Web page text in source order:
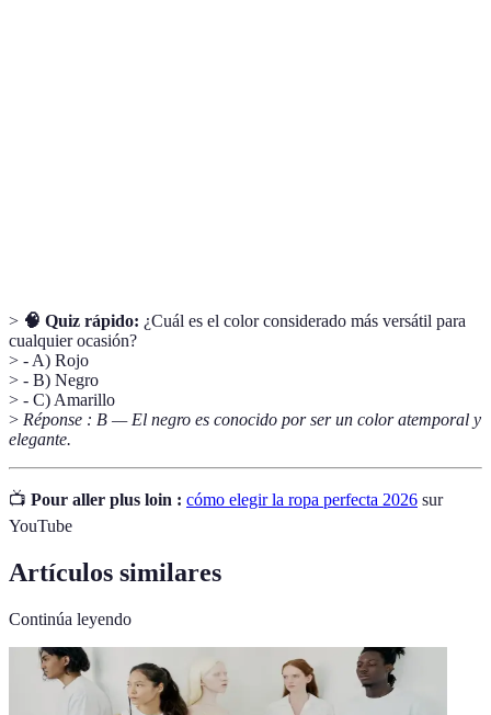
> 🧠 Quiz rápido: ¿Cuál es el color considerado más versátil para
cualquier ocasión?
> - A) Rojo
> - B) Negro
> - C) Amarillo
> Réponse : B — El negro es conocido por ser un color atemporal y
elegante.
📺 Pour aller plus loin : cómo elegir la ropa perfecta 2026 sur
YouTube
Artículos similares
Continúa leyendo